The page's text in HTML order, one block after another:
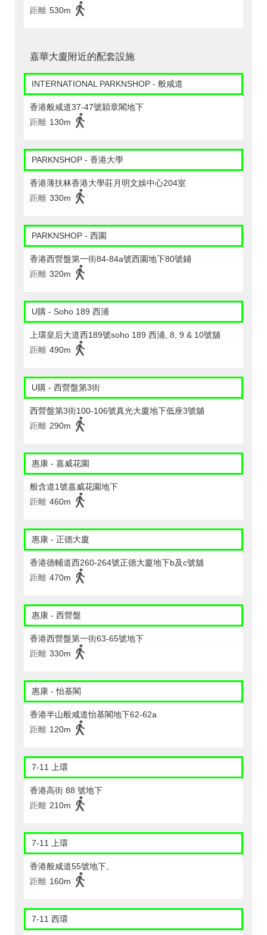
距離 530m
嘉華大廈附近的配套設施
INTERNATIONAL PARKNSHOP - 般咸道
香港般咸道37-47號穎章閣地下
距離 130m
PARKNSHOP - 香港大學
香港薄扶林香港大學莊月明文娛中心204室
距離 330m
PARKNSHOP - 西園
香港西營盤第一街84-84a號西園地下80號鋪
距離 320m
U購 - Soho 189 西浦
上環皇后大道西189號soho 189 西浦, 8, 9 & 10號舖
距離 490m
U購 - 西營盤第3街
西營盤第3街100-106號真光大廈地下低座3號舖
距離 290m
惠康 - 嘉威花園
般含道1號嘉威花園地下
距離 460m
惠康 - 正德大廈
香港德輔道西260-264號正德大廈地下b及c號舖
距離 470m
惠康 - 西營盤
香港西營盤第一街63-65號地下
距離 330m
惠康 - 怡基閣
香港半山般咸道怡基閣地下62-62a
距離 120m
7-11 上環
香港高街 88 號地下
距離 210m
7-11 上環
香港般咸道55號地下。
距離 160m
7-11 西環